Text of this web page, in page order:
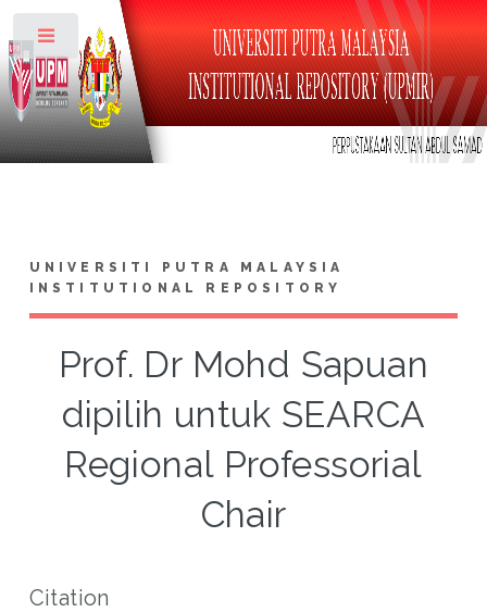
UNIVERSITI PUTRA MALAYSIA
INSTITUTIONAL REPOSITORY
Prof. Dr Mohd Sapuan
dipilih untuk SEARCA
Regional Professorial
Chair
Citation
Toggle